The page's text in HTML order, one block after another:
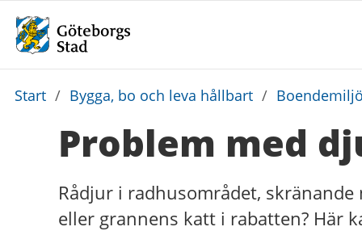
Du
Start / Bygga, bo och leva hållbart /
Problem med
Rådjur i radhusområdet,
eller grannens katt i rabatten? Här